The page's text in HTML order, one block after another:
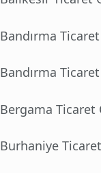
Bandırma
Bandırma Ticaret
Bergama Ticaret
Burhaniye